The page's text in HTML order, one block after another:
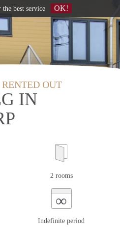
OUT
IN
2 rooms
∞
Indefinite period
best service OK!